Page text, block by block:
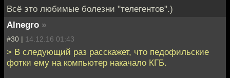
Всё это любимые болезни "телегентов".)
Alnegro »
#30 | 14.12.16 01:43
> В следующий раз расскажет, что педофильские
фотки ему на компьютер накачало КГБ.